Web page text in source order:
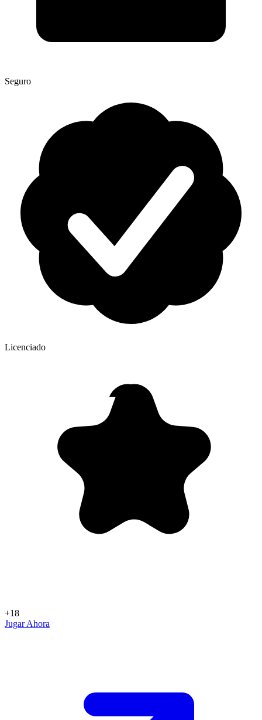
Seguro
Licenciado
+18
Jugar Ahora